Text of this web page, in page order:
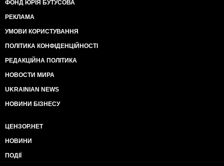
ФОНД ЮРІЯ БУТУСОВА
РЕКЛАМА
УМОВИ КОРИСТУВАННЯ
ПОЛІТИКА КОНФІДЕНЦІЙНОСТІ
РЕДАКЦІЙНА ПОЛІТИКА
НОВОСТИ МИРА
UKRAINIAN NEWS
НОВИНИ БІЗНЕСУ
ЦЕНЗОР.НЕТ
НОВИНИ
ПОДІЇ